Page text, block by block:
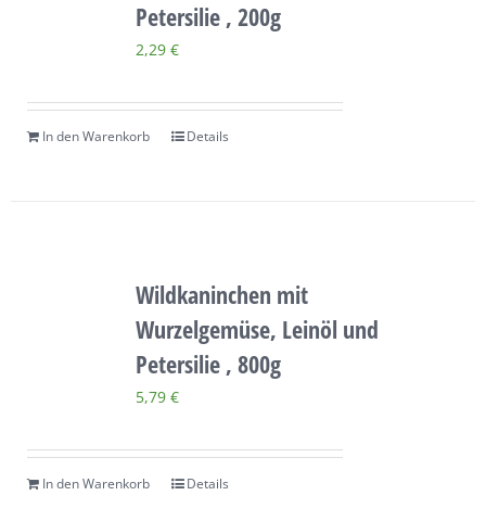
Petersilie , 200g
2,29 €
In den Warenkorb Details
Wildkaninchen mit
Wurzelgemüse, Leinöl und
Petersilie , 800g
5,79 €
In den Warenkorb Details